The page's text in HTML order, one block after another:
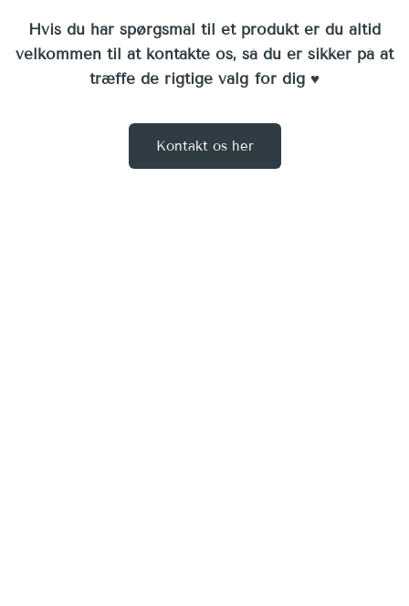
Hvis du har spørgsmål til et produkt er du altid
velkommen til at kontakte os, så du er sikker på at
træffe de rigtige valg for dig ♥︎
Kontakt os her